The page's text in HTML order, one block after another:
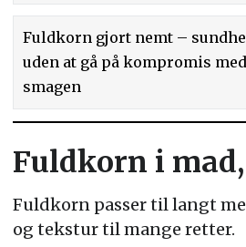
Fuldkorn gjort nemt –
uden at gå på kompromis med
smagen
Fuldkorn i
Fuldkorn passer til langt
og tekstur til mange retter.